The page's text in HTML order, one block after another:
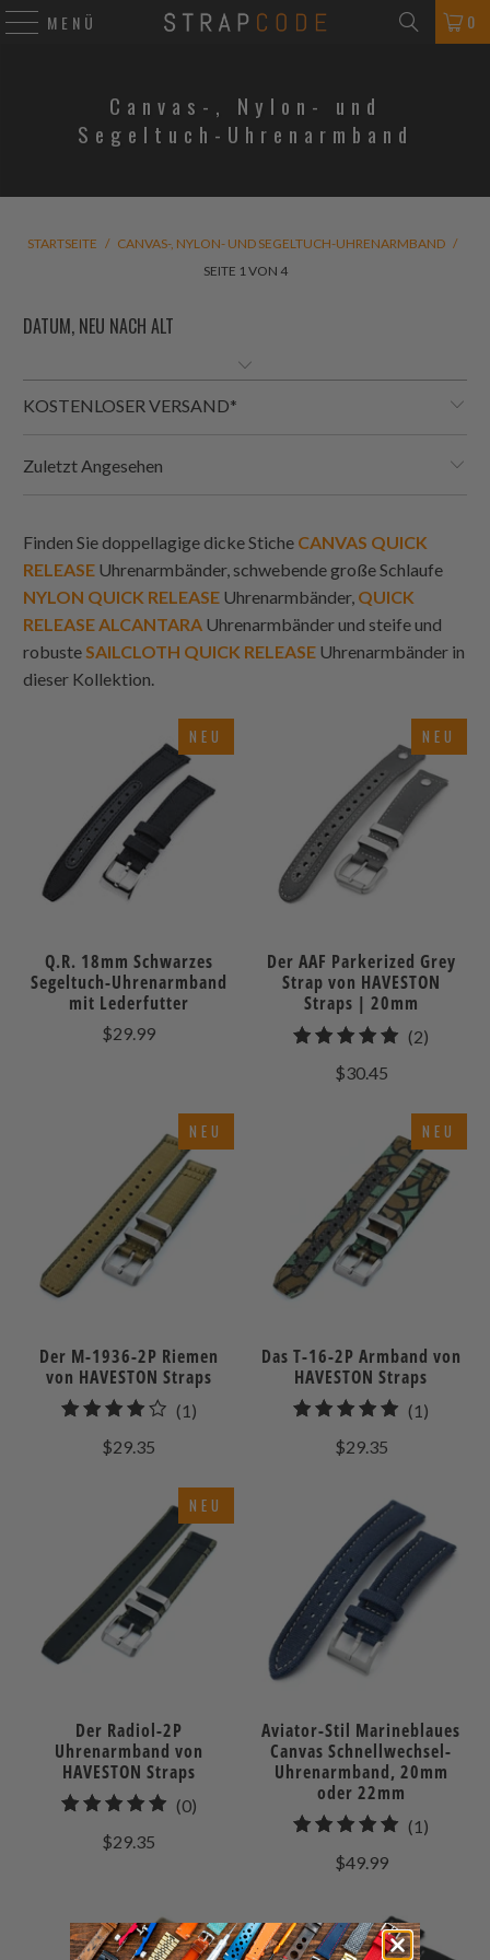
MENÜ 0
Canvas-, Nylon- und
Segeltuch-Uhrenarmband
STARTSEITE / CANVAS-, NYLON- UND SEGELTUCH-UHRENARMBAND /
SEITE 1 VON 4
KOSTENLOSER VERSAND*
Zuletzt Angesehen
Finden Sie doppellagige dicke Stiche CANVAS QUICK
RELEASE Uhrenarmbänder, schwebende große Schlaufe
NYLON QUICK RELEASE Uhrenarmbänder, QUICK
RELEASE ALCANTARA Uhrenarmbänder und steife und
robusteSAILCLOTH QUICK RELEASE Uhrenarmbänder in
dieser Kollektion.
NEU
Q.R. 18mm Schwarzes
Segeltuch-Uhrenarmband
mit Lederfutter
$29.99
NEU
Der AAF Parkerized Grey
Strap von HAVESTON
Straps | 20mm
(2)
$30.45
NEU
Der M-1936-2P Riemen
von HAVESTON Straps
(1)1
$29.35
NEU
Das T-16-2P Armband von
HAVESTON Straps
(1)
$29.35
NEU
Der Radiol-2P
Uhrenarmband von
HAVESTON Straps
(0)0
$29.35
Aviator-Stil Marineblaues
Canvas Schnellwechsel-
Uhrenarmband, 20mm
oder 22mm
(1)
$49.99